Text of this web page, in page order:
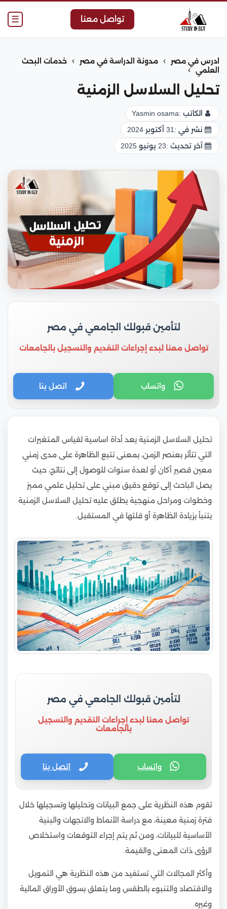
☰ تواصل معنا
ادرس في مصر › مدونة الدراسة في مصر ›
خدمات البحث
العلمي
›
تحليل السلاسل الزمنية
الكاتب :Yasmin osama
نشر في : 31 أكتوبر 2024
آخر تحديث :23 يونيو 2025
لتأمين قبولك الجامعي في مصر
تواصل معنا لبدء إجراءات التقديم والتسجيل بالجامعات
واتساب اتصل بنا
تحليل السلاسل الزمنية يعد أداة اساسية لقياس المتغيرات
التي تتأثر بعنصر الزمن، بمعنى تتبع الظاهرة على مدى زمني
معين قصير أكان أو لعدة سنوات للوصول إلى نتائج، حيث
يصل الباحث إلى توقع دقيق مبني على تحليل علمي مميز
وخطوات ومراحل منهجية يطلق عليه تحليل السلاسل الزمنية
يتنبأ بزيادة الظاهرة أو قلتها في المستقبل.
لتأمين قبولك الجامعي في مصر
تواصل معنا لبدء إجراءات التقديم والتسجيل
بالجامعات
واتساب اتصل بنا
تقوم هذه النظرية على جمع البيانات وتحليلها وتسجيلها خلال
فترة زمنية معينة، مع دراسة الأنماط والاتجهات والبنية
الأساسية للبيانات، ومن ثم يتم إجراء التوقعات واستخلاص
الرؤى ذات المعنى والقيمة.
وأكثر المجالات التي تستفيد من هذه النظرية هي التمويل
والاقتصاد والتنبوء بالطقس وما يتعلق بسوق الأوراق المالية
وغيره.